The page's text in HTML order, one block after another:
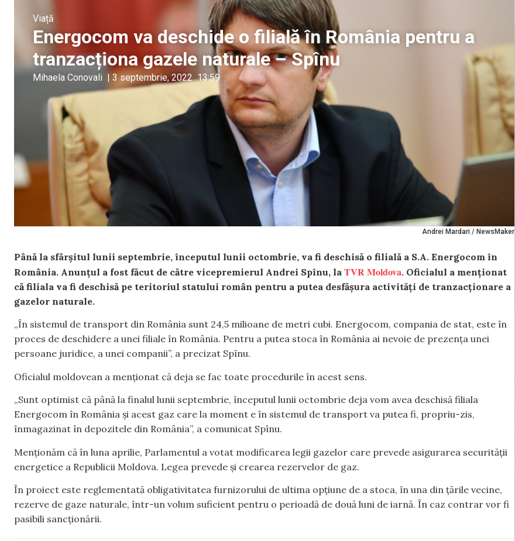
Andrei Mardari / NewsMaker
Viață
Energocom va deschide o filială în România pentru a
tranzacționa gazele naturale – Spînu
Mihaela Conovali | 3 septembrie, 2022 13:59
Până la sfârșitul lunii septembrie, începutul lunii octombrie, va fi deschisă o filială a S.A. Energocom în
România. Anunțul a fost făcut de către vicepremierul Andrei Spînu, la TVR Moldova. Oficialul a menționat
că filiala va fi deschisă pe teritoriul statului român pentru a putea desfășura activități de tranzacționare a
gazelor naturale.
„În sistemul de transport din România sunt 24,5 milioane de metri cubi. Energocom, compania de stat, este în
proces de deschidere a unei filiale în România. Pentru a putea stoca în România ai nevoie de prezența unei
persoane juridice, a unei companii”, a precizat Spînu.
Oficialul moldovean a menționat că deja se fac toate procedurile în acest sens.
„Sunt optimist că până la finalul lunii septembrie, începutul lunii octombrie deja vom avea deschisă filiala
Energocom în România și acest gaz care la moment e în sistemul de transport va putea fi, propriu-zis,
înmagazinat în depozitele din România”, a comunicat Spînu.
Menționăm că în luna aprilie, Parlamentul a votat modificarea legii gazelor care prevede asigurarea securității
energetice a Republicii Moldova. Legea prevede și crearea rezervelor de gaz.
În proiect este reglementată obligativitatea furnizorului de ultima opțiune de a stoca, în una din țările vecine,
rezerve de gaze naturale, într-un volum suficient pentru o perioadă de două luni de iarnă. În caz contrar vor fi
pasibili sancționării.